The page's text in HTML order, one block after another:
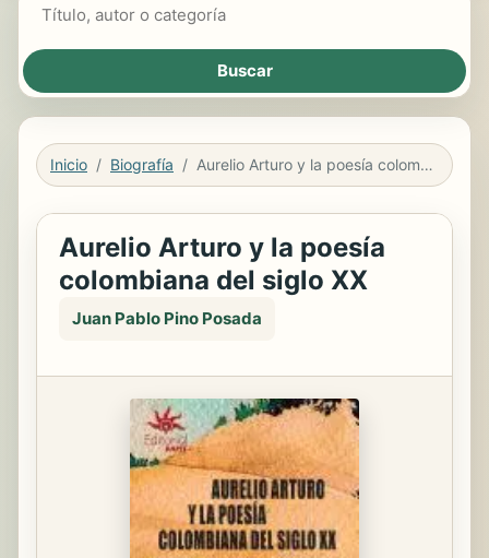
Inicio Biografía Aurelio Arturo y la poesía colombiana del siglo XX
Aurelio Arturo y la poesía
colombiana del siglo XX
Juan Pablo Pino Posada